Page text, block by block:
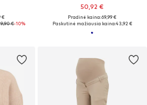
€
€-10%
50,92 €
Pradinė kaina: 69,99 €
Paskutinė mažiausia kaina:43,92 €